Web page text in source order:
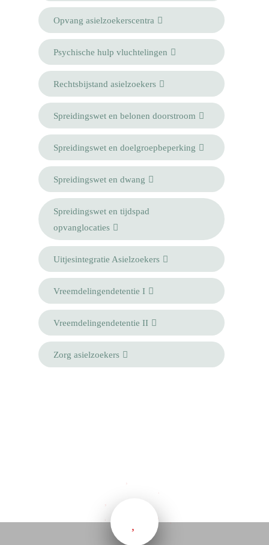
Opvang asielzoekerscentra
Psychische hulp vluchtelingen
Rechtsbijstand asielzoekers
Spreidingswet en belonen doorstroom
Spreidingswet en doelgroepbeperking
Spreidingswet en dwang
Spreidingswet en tijdspad
opvanglocaties
Uitjesintegratie Asielzoekers
Vreemdelingendetentie I
Vreemdelingendetentie II
Zorg asielzoekers